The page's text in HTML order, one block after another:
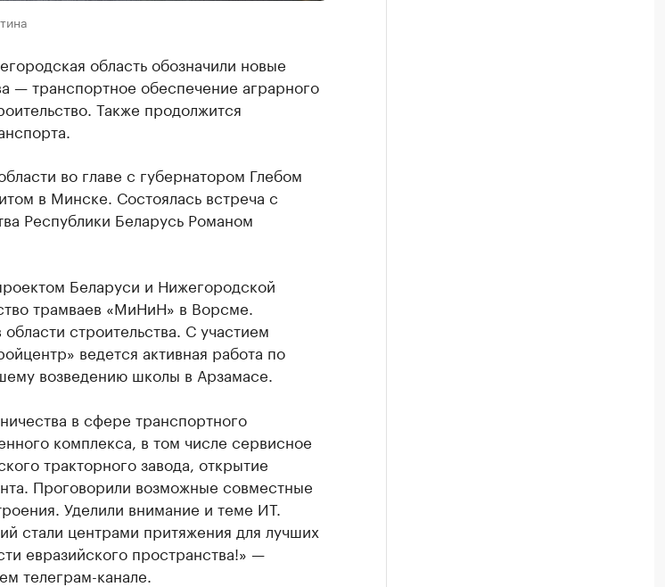
область обозначили новые
— транспортное обеспечение аграрного
Также продолжится
во главе с губернатором Глебом
в Минске. Состоялась встреча с
Республики Беларусь Романом
Беларуси и Нижегородской
трамваев «МиНиН» в Ворсме.
строительства. С участием
ведется активная работа по
возведению школы в Арзамасе.
в сфере транспортного
комплекса, в том числе сервисное
тракторного завода, открытие
Проговорили возможные совместные
Уделили внимание и теме ИТ.
стали центрами притяжения для лучших
евразийского пространства!» —
телеграм-канале.